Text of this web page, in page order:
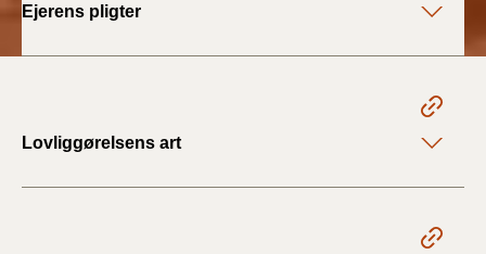
Ejerens pligter
Lovliggørelsens art